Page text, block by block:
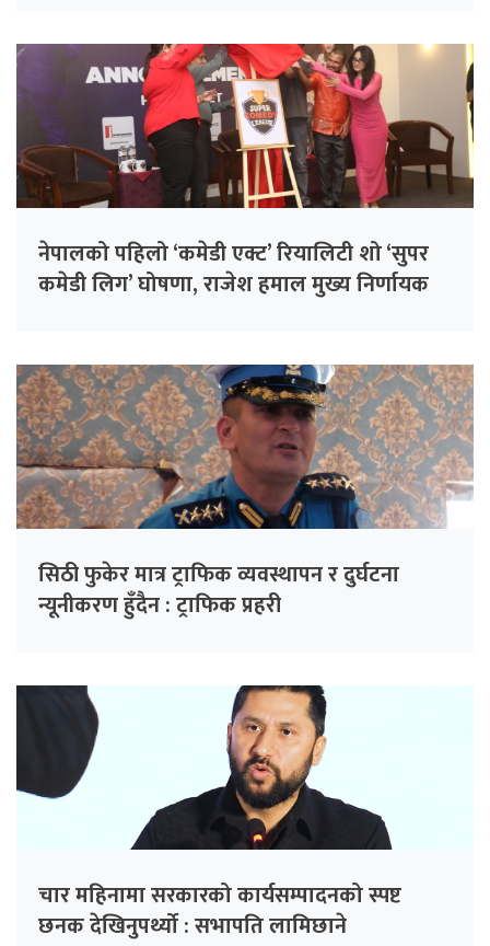
नेपालको पहिलो ‘कमेडी एक्ट’ रियालिटी शो ‘सुपर
कमेडी लिग’ घोषणा, राजेश हमाल मुख्य निर्णायक
सिठी फुकेर मात्र ट्राफिक व्यवस्थापन र दुर्घटना
न्यूनीकरण हुँदैन : ट्राफिक प्रहरी
चार महिनामा सरकारको कार्यसम्पादनको स्पष्ट
छनक देखिनुपर्थ्यो : सभापति लामिछाने